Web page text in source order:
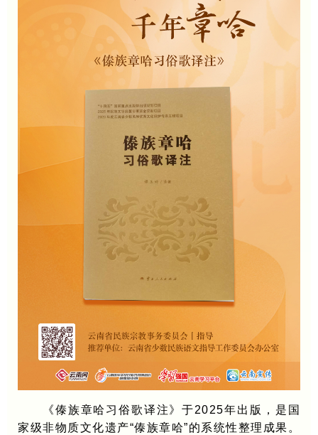
《傣族章哈习俗歌译注》于2025年出版，是国
家级非物质文化遗产“傣族章哈”的系统性整理成果。